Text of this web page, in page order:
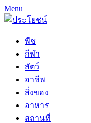
Menu
พืช
กีฬา
สัตว์
อาชีพ
สิ่งของ
อาหาร
สถานที่